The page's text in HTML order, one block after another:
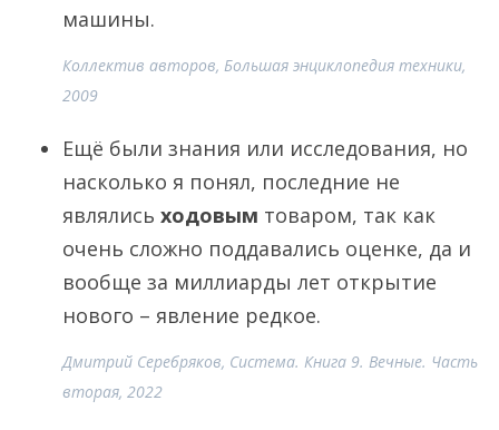
машины.
Коллектив авторов, Большая энциклопедия техники,
2009
Ещё были знания или исследования, но
насколько я понял, последние не
являлись ходовым товаром, так как
очень сложно поддавались оценке, да и
вообще за миллиарды лет открытие
нового – явление редкое.
Дмитрий Серебряков, Система. Книга 9. Вечные. Часть
вторая, 2022